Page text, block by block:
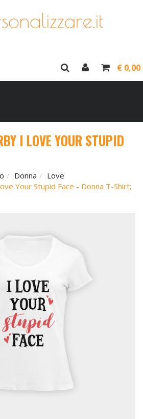
€ 0,00
I LOVE YOUR STUPID
Donna
Love
Your Stupid Face - Donna T-Shirt;